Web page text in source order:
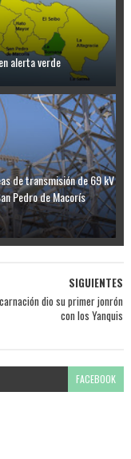
alerta verde
de transmisión de 69 kV
Pedro de Macorís
SIGUIENTES
dio su primer jonrón
con los Yanquis
FACEBOOK